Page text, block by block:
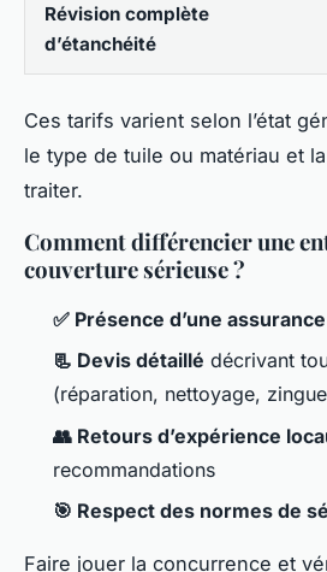
Révision complète
d’étanchéité
Ces tarifs varient selon l’état
le type de tuile ou matériau et
traiter.
Comment différencier une
couverture sérieuse ?
✅ Présence d’une
📃 Devis détaillé décrivant
(réparation, nettoyage,
👥 Retours d’expérience
recommandations
🎯 Respect des normes de
Faire jouer la concurrence et